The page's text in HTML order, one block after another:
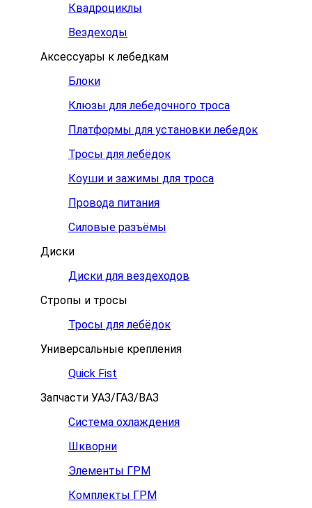
Квадроциклы
Вездеходы
Аксессуары к лебедкам
Блоки
Клюзы для лебедочного троса
Платформы для установки лебедок
Тросы для лебёдок
Коуши и зажимы для троса
Провода питания
Силовые разъёмы
Диски
Диски для вездеходов
Стропы и тросы
Тросы для лебёдок
Универсальные крепления
Quick Fist
Запчасти УАЗ/ГАЗ/ВАЗ
Система охлаждения
Шкворни
Элементы ГРМ
Комплекты ГРМ